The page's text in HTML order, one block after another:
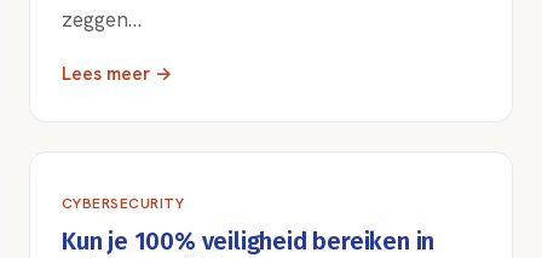
zeggen…
Lees meer →
CYBERSECURITY
Kun je 100% veiligheid bereiken in